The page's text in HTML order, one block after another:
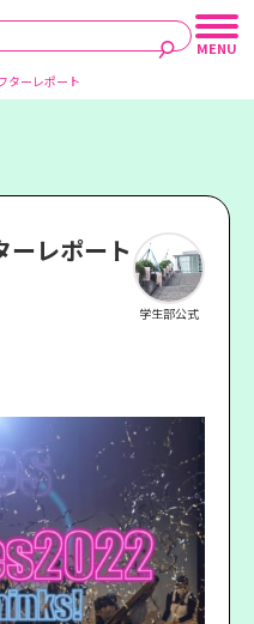
ターレポート
ーレポート
学生部公式